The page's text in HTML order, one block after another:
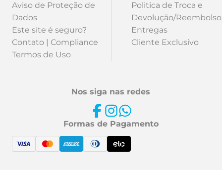
Aviso de Proteção de
Dados
Este site é seguro?
Contato | Compliance
Termos de Uso
Politica de Troca e
Devolução/Reembolso
Entregas
Cliente Exclusivo
Nos siga nas redes
Formas de Pagamento